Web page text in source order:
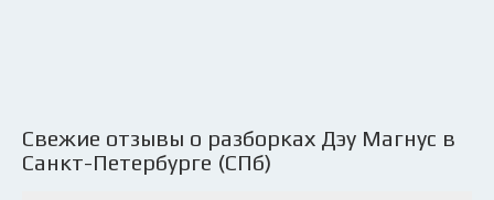
Свежие отзывы о разборках Дэу Магнус в
Санкт-Петербурге (СПб)